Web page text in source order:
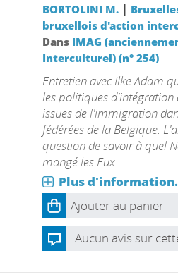
BORTOLINI M. |
bruxellois d'action
Dans IMAG
Interculturel) (n° 254)
Entretien avec Ilke Adam
les politiques d'intégration
issues de l'immigration
fédérées de la Belgique.
question de savoir à quel
mangé les Eux
Plus
Ajouter au panier
Aucun avis sur